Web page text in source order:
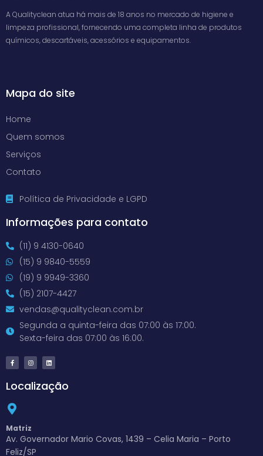
A Qualityclean atua há mais de 18 anos no mercado de higiene e
limpeza profissional, fornecendo uma completa linha de produtos
químicos, descartáveis, acessórios e equipamentos.
Mapa do site
Home
Quem somos
Serviços
Contato
Política de Privacidade e LGPD
Informações para contato
(11) 9 4130-0640
(15) 9 9840-5559
(19) 9 9949-3360
(15) 2107-4427
vendas@qualityclean.com.br
Segunda a quinta-feira das 07:00 às 17:00.
Sexta-feira das 07:00 às 16:00.
Localização
Matriz
Av. Governador Mario Covas, 1439 – Celia Maria – Porto
Feliz/SP